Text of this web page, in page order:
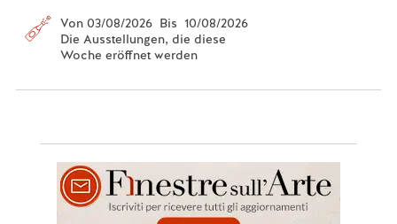
Von 03/08/2026 Bis 10/08/2026
Die Ausstellungen, die diese
Woche eröffnet werden